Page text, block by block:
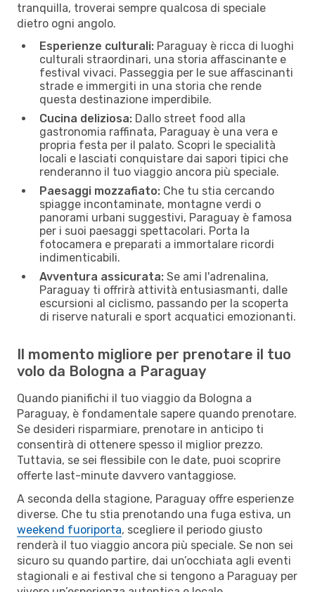
tranquilla, troverai sempre qualcosa di speciale
dietro ogni angolo.
Esperienze culturali: Paraguay è ricca di luoghi
culturali straordinari, una storia affascinante e
festival vivaci. Passeggia per le sue affascinanti
strade e immergiti in una storia che rende
questa destinazione imperdibile.
Cucina deliziosa: Dallo street food alla
gastronomia raffinata, Paraguay è una vera e
propria festa per il palato. Scopri le specialità
locali e lasciati conquistare dai sapori tipici che
renderanno il tuo viaggio ancora più speciale.
Paesaggi mozzafiato: Che tu stia cercando
spiagge incontaminate, montagne verdi o
panorami urbani suggestivi, Paraguay è famosa
per i suoi paesaggi spettacolari. Porta la
fotocamera e preparati a immortalare ricordi
indimenticabili.
Avventura assicurata: Se ami l'adrenalina,
Paraguay ti offrirà attività entusiasmanti, dalle
escursioni al ciclismo, passando per la scoperta
di riserve naturali e sport acquatici emozionanti.
Il momento migliore per prenotare il tuo
volo da Bologna a Paraguay
Quando pianifichi il tuo viaggio da Bologna a
Paraguay, è fondamentale sapere quando prenotare.
Se desideri risparmiare, prenotare in anticipo ti
consentirà di ottenere spesso il miglior prezzo.
Tuttavia, se sei flessibile con le date, puoi scoprire
offerte last-minute davvero vantaggiose.
A seconda della stagione, Paraguay offre esperienze
diverse. Che tu stia prenotando una fuga estiva, un
weekend fuoriporta, scegliere il periodo giusto
renderà il tuo viaggio ancora più speciale. Se non sei
sicuro su quando partire, dai un’occhiata agli eventi
stagionali e ai festival che si tengono a Paraguay per